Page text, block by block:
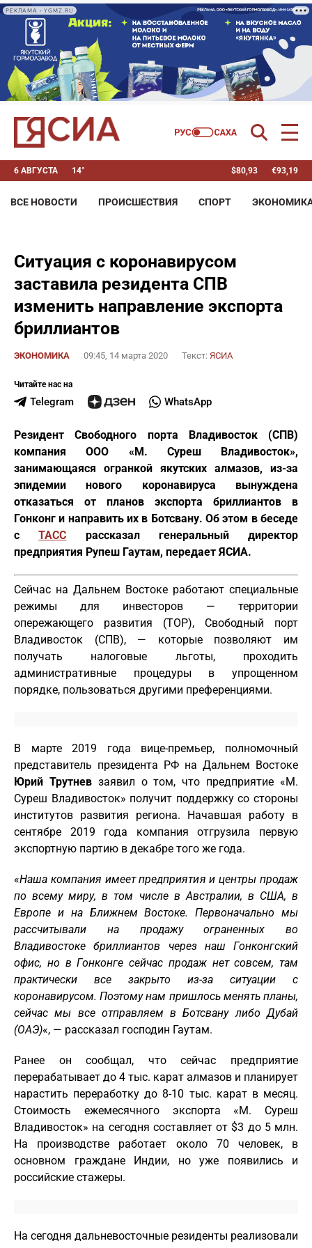
РЕКЛАМА • YGMZ.RU
6 АВГУСТА 14° $80,93 €93,19
ВСЕ НОВОСТИ ПРОИСШЕСТВИЯ СПОРТ
Ситуация с коронавирусом
заставила резидента СПВ
изменить направление экспорта
бриллиантов
ЭКОНОМИКА 09:45, 14 марта 2020 Текст: ЯСИА
Читайте нас на
Telegram WhatsApp
Резидент Свободного порта Владивосток (СПВ)
компания ООО «М. Суреш Владивосток»,
занимающаяся огранкой якутских алмазов, из-за
эпидемии нового коронавируса вынуждена
отказаться от планов экспорта бриллиантов в
Гонконг и направить их в Ботсвану. Об этом в беседе
сТАСС рассказал генеральный директор
предприятия Рупеш Гаутам, передает ЯСИА.
Сейчас на Дальнем Востоке работают специальные
режимы для инвесторов — территории
опережающего развития (ТОР), Свободный порт
Владивосток (СПВ), — которые позволяют им
получать налоговые льготы, проходить
административные процедуры в упрощенном
порядке, пользоваться другими преференциями.
В марте 2019 года вице-премьер, полномочный
представитель президента РФ на Дальнем Востоке
Юрий Трутневзаявил о том, что предприятие «М.
Суреш Владивосток» получит поддержку со стороны
институтов развития региона. Начавшая работу в
сентябре 2019 года компания отгрузила первую
экспортную партию в декабре того же года.
«Наша компания имеет предприятия и центры продаж
по всему миру, в том числе в Австралии, в США, в
Европе и на Ближнем Востоке. Первоначально мы
рассчитывали на продажу ограненных во
Владивостоке бриллиантов через наш Гонконгский
офис, но в Гонконге сейчас продаж нет совсем, там
практически все закрыто из-за ситуации с
коронавирусом. Поэтому нам пришлось менять планы,
сейчас мы все отправляем в Ботсвану либо Дубай
(ОАЭ)«, — рассказал господин Гаутам.
Ранее он сообщал, что сейчас предприятие
перерабатывает до 4 тыс. карат алмазов и планирует
нарастить переработку до 8-10 тыс. карат в месяц.
Стоимость ежемесячного экспорта «М. Суреш
Владивосток» на сегодня составляет от $3 до 5 млн.
На производстве работает около 70 человек, в
основном граждане Индии, но уже появились и
российские стажеры.
На сегодня дальневосточные резиденты реализовали